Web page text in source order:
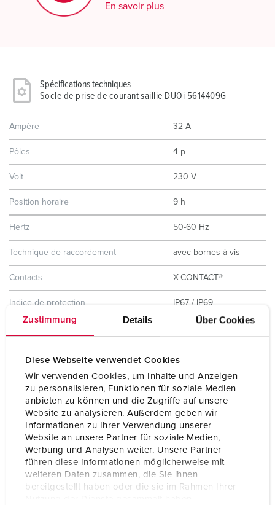
Zustimmung Details Über Cookies
Diese Webseite verwendet Cookies
Wir verwenden Cookies, um Inhalte und Anzeigen
zu personalisieren, Funktionen für soziale Medien
anbieten zu können und die Zugriffe auf unsere
Website zu analysieren. Außerdem geben wir
Informationen zu Ihrer Verwendung unserer
Website an unsere Partner für soziale Medien,
Werbung und Analysen weiter. Unsere Partner
führen diese Informationen möglicherweise mit
weiteren Daten zusammen, die Sie ihnen
bereitgestellt haben oder die sie im Rahmen Ihrer
En savoir plus
Spécifications techniques
Socle de prise de courant saillie DUOi 5614409G
Ampère 32 A
Pôles 4 p
Volt 230 V
Position horaire 9 h
Hertz 50-60 Hz
Technique de raccordement avec bornes à vis
Contacts X-CONTACT®
Indice de protection IP67 / IP69